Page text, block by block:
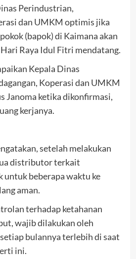
Perindustrian,
dan UMKM optimis jika
(bapok) di Kaimana akan
Raya Idul Fitri mendatang.
Kepala Dinas
Koperasi dan UMKM
Janoma ketika dikonfirmasi,
kerjanya.
setelah melakukan
distributor terkait
untuk beberapa waktu ke
aman.
terhadap ketahanan
wajib dilakukan oleh
bulannya terlebih di saat
ini.